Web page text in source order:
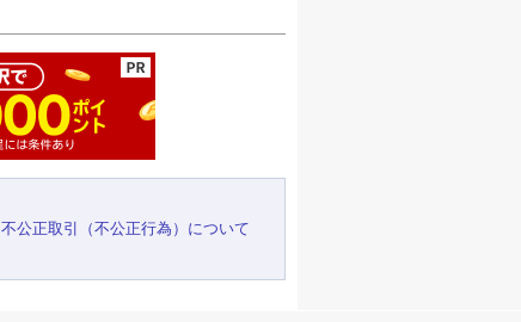
不公正取引（不公正行為）について